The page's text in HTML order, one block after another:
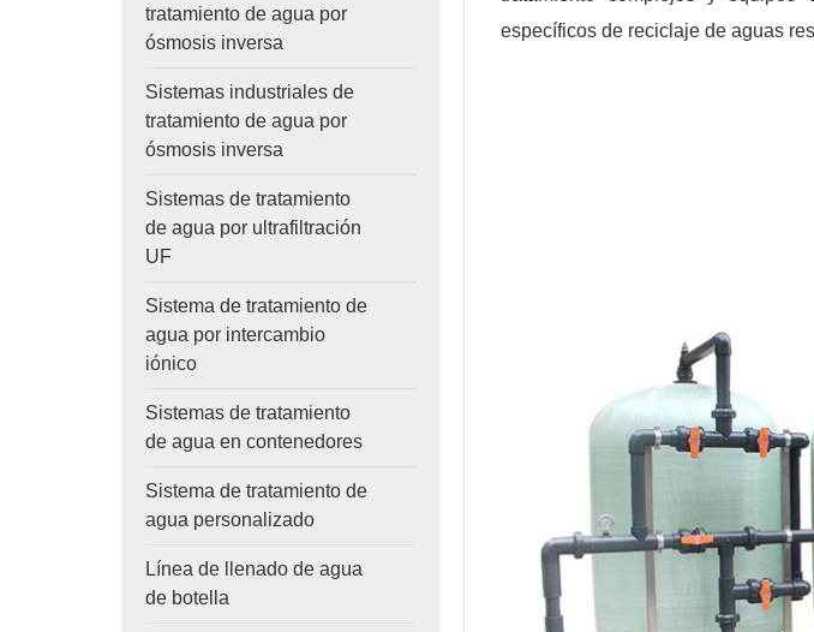
tratamiento de agua por
ósmosis inversa
Sistemas industriales de
tratamiento de agua por
ósmosis inversa
Sistemas de tratamiento
de agua por ultrafiltración
UF
Sistema de tratamiento de
agua por intercambio
iónico
Sistemas de tratamiento
de agua en contenedores
Sistema de tratamiento de
agua personalizado
Línea de llenado de agua
de botella
específicos de reciclaje de aguas